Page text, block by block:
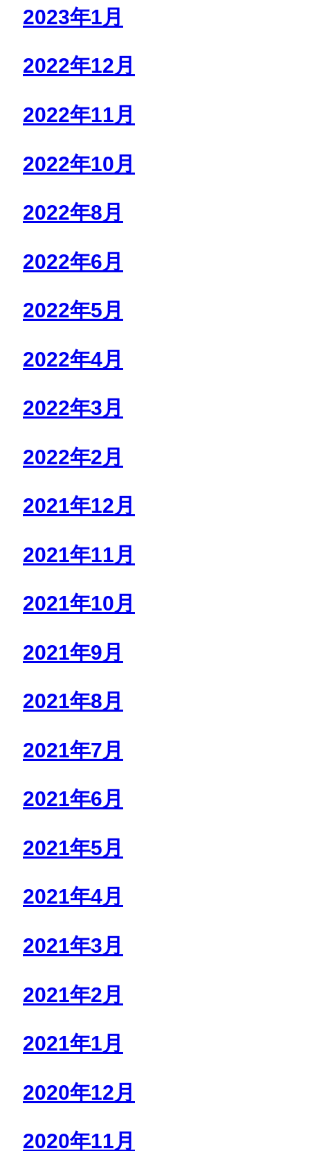
2023年1月
2022年12月
2022年11月
2022年10月
2022年8月
2022年6月
2022年5月
2022年4月
2022年3月
2022年2月
2021年12月
2021年11月
2021年10月
2021年9月
2021年8月
2021年7月
2021年6月
2021年5月
2021年4月
2021年3月
2021年2月
2021年1月
2020年12月
2020年11月